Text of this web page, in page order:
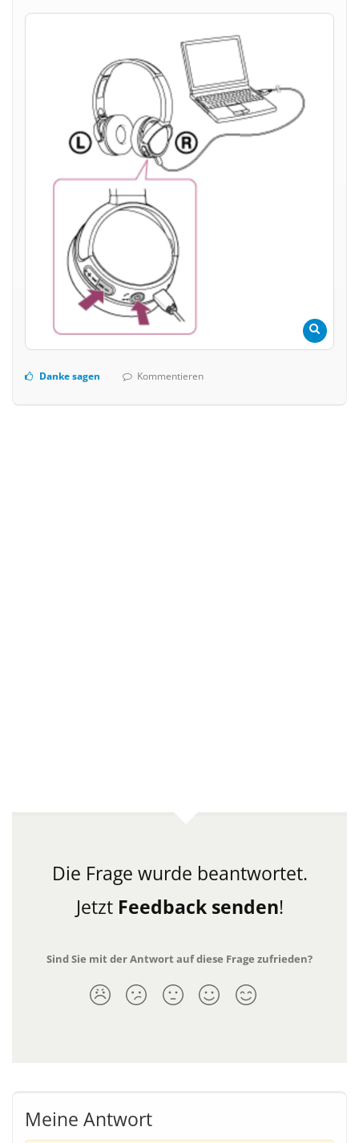
Danke sagen Kommentieren
Die Frage wurde beantwortet.
Jetzt Feedback senden!
Sind Sie mit der Antwort auf diese Frage zufrieden?
Meine Antwort